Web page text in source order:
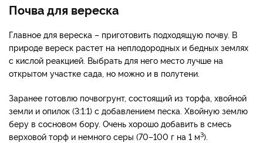
Почва для вереска
Главное для вереска – приготовить подходящую почву. В
природе вереск растет на неплодородных и бедных землях
с кислой реакцией. Выбрать для него место лучше на
открытом участке сада, но можно и в полутени.
Заранее готовлю почвогрунт, состоящий из торфа, хвойной
земли и опилок (3:1:1) с добавлением песка. Хвойную землю
беру в сосновом бору. Очень хорошо добавить в смесь
верховой торф и немного серы (70–100 г на 1 м3).